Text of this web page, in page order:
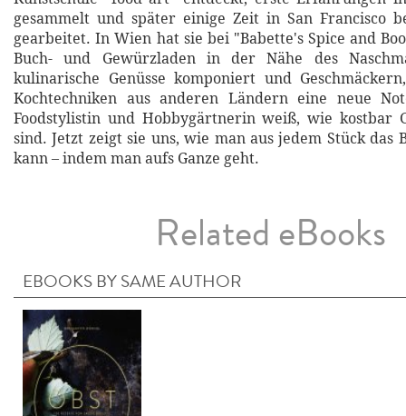
gesammelt und später einige Zeit in San Francisco
gearbeitet. In Wien hat sie bei "Babette's Spice and
Buch- und Gewürzladen in der Nähe des
kulinarische Genüsse komponiert und
Kochtechniken aus anderen Ländern eine neue
Foodstylistin und Hobbygärtnerin weiß, wie kostbar
sind. Jetzt zeigt sie uns, wie man aus jedem Stück das
kann – indem man aufs Ganze geht.
Related eBooks
EBOOKS BY SAME AUTHOR